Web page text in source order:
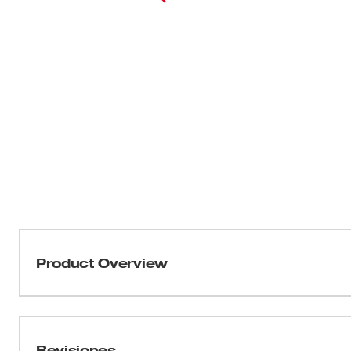
Product Overview
4 veces más prolongada y hasta el 50 % más de